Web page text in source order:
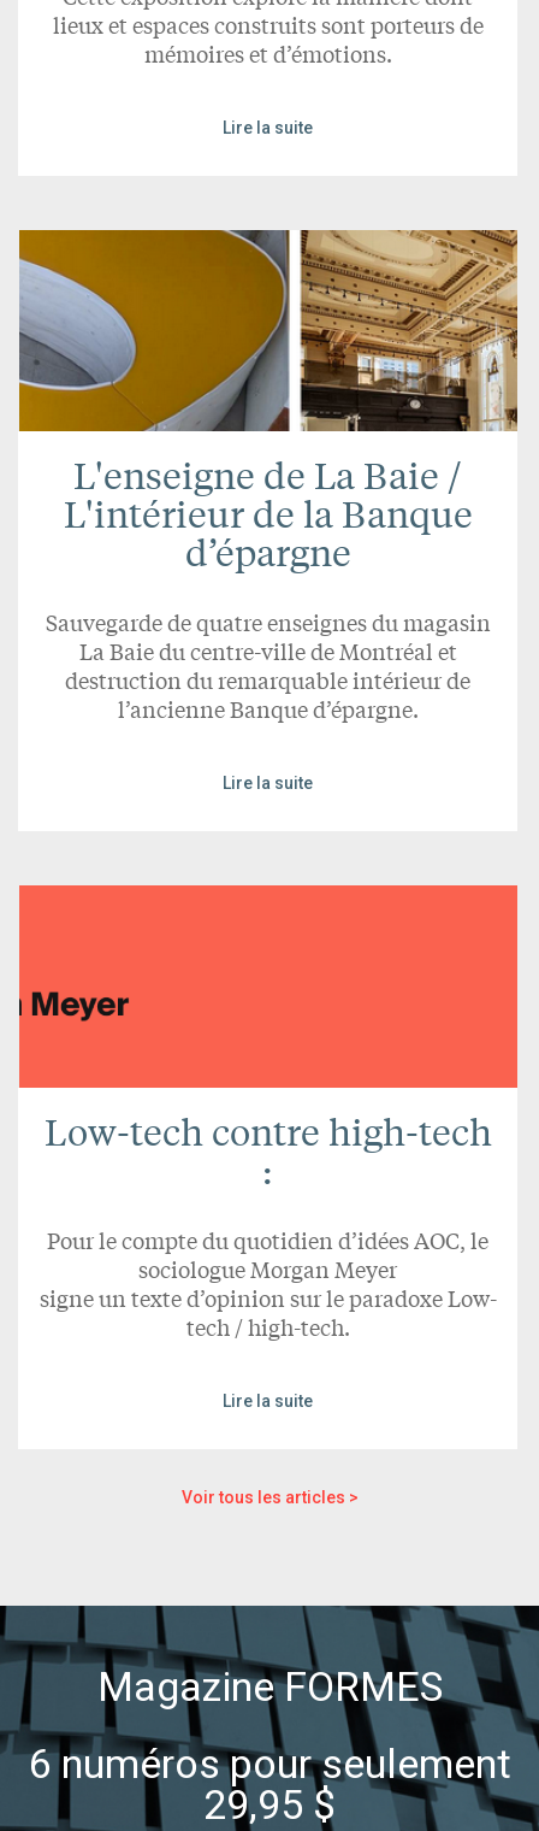
lieux et espaces construits sont porteurs de
mémoires et d’émotions.
Lire la suite
L'enseigne de La Baie /
L'intérieur de la Banque
d’épargne
Sauvegarde de quatre enseignes du magasin
La Baie du centre-ville de Montréal et
destruction du remarquable intérieur de
l’ancienne Banque d’épargne.
Lire la suite
Low-tech contre high-tech
:
Pour le compte du quotidien d’idées AOC, le
sociologue Morgan Meyer
signe un texte d’opinion sur le paradoxe Low-
tech / high-tech.
Lire la suite
Voir tous les articles >
Magazine FORMES
6 numéros pour seulement
29,95 $